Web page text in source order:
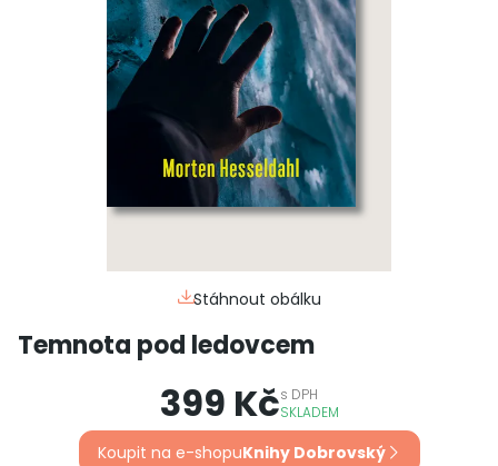
Stáhnout obálku
Temnota pod ledovcem
399 Kčs DPH
SKLADEM
Koupit na e-shopuKnihy Dobrovský